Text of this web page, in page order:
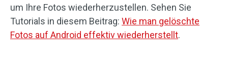
um Ihre Fotos wiederherzustellen. Sehen Sie
Tutorials in diesem Beitrag: Wie man gelöschte
Fotos auf Android effektiv wiederherstellt.